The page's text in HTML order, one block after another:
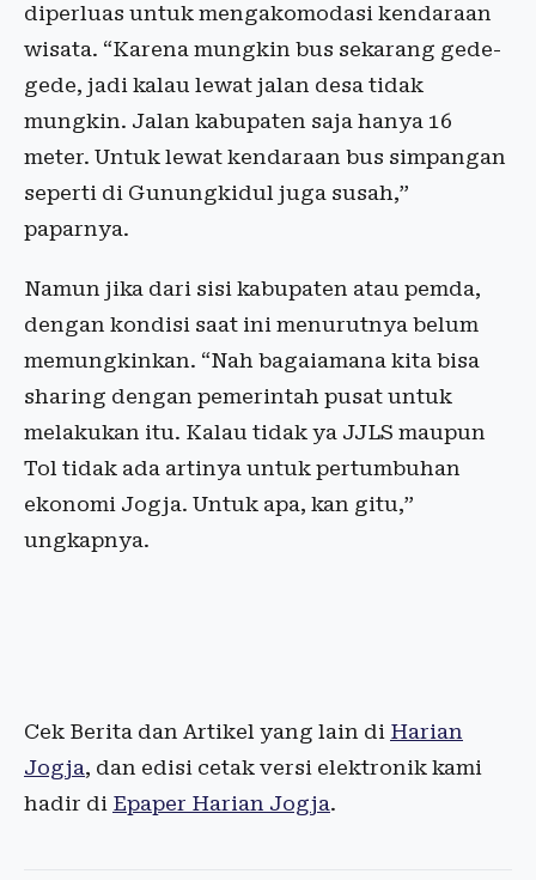
diperluas untuk mengakomodasi kendaraan
wisata. “Karena mungkin bus sekarang gede-
gede, jadi kalau lewat jalan desa tidak
mungkin. Jalan kabupaten saja hanya 16
meter. Untuk lewat kendaraan bus simpangan
seperti di Gunungkidul juga susah,”
paparnya.
Namun jika dari sisi kabupaten atau pemda,
dengan kondisi saat ini menurutnya belum
memungkinkan. “Nah bagaiamana kita bisa
sharing dengan pemerintah pusat untuk
melakukan itu. Kalau tidak ya JJLS maupun
Tol tidak ada artinya untuk pertumbuhan
ekonomi Jogja. Untuk apa, kan gitu,”
ungkapnya.
Cek Berita dan Artikel yang lain di Harian
Jogja, dan edisi cetak versi elektronik kami
hadir di Epaper Harian Jogja.